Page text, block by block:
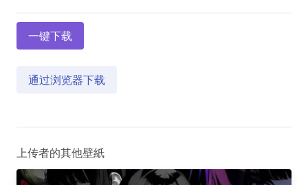
一键下载
通过浏览器下载
上传者的其他壁紙